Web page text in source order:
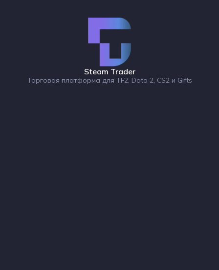
Steam Trader
Торговая платформа для TF2, Dota 2, CS2 и Gifts